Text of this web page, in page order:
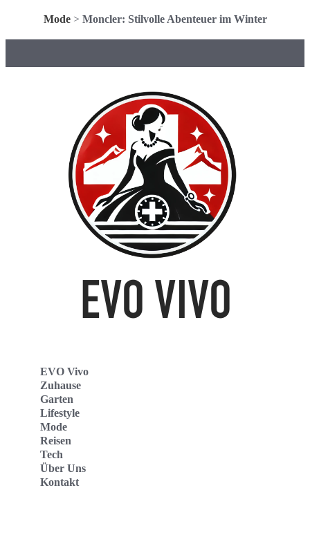
Mode> Moncler: Stilvolle Abenteuer im Winter
EVO Vivo
Zuhause
Garten
Lifestyle
Mode
Reisen
Tech
Über Uns
Kontakt